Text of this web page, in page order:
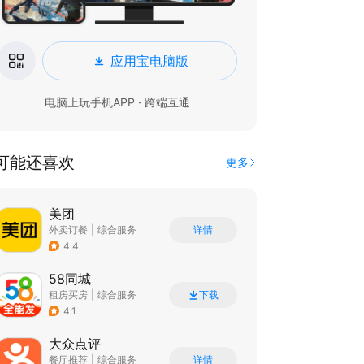
应用宝电脑版
电脑上玩手机APP · 跨端互通
能还喜欢 更多
美团
外卖订餐
综合服务
| 团购特卖
4.4
详情
58同城
租房买房
综合服务
4.1
下载
大众点评
餐厅推荐 综合服务 详情